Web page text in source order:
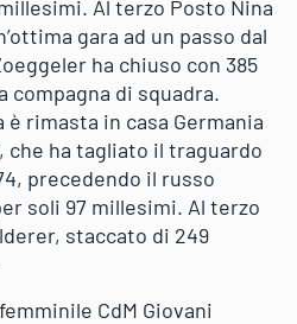
Al terzo Posto Nina
gara ad un passo dal
ha chiuso con 385
compagna di squadra.
rimasta in casa Germania
che ha tagliato il traguardo
precedendo il russo
soli 97 millesimi. Al terzo
staccato di 249
CdM Giovani